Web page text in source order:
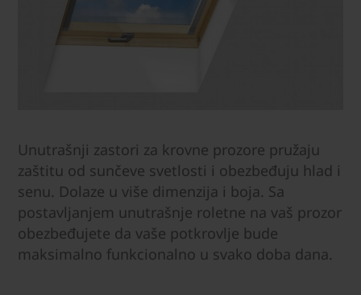
Unutrašnji zastori za krovne prozore pružaju
zaštitu od sunčeve svetlosti i obezbeđuju hlad i
senu. Dolaze u više dimenzija i boja. Sa
postavljanjem unutrašnje roletne na vaš prozor
obezbeđujete da vaše potkrovlje bude
maksimalno funkcionalno u svako doba dana.